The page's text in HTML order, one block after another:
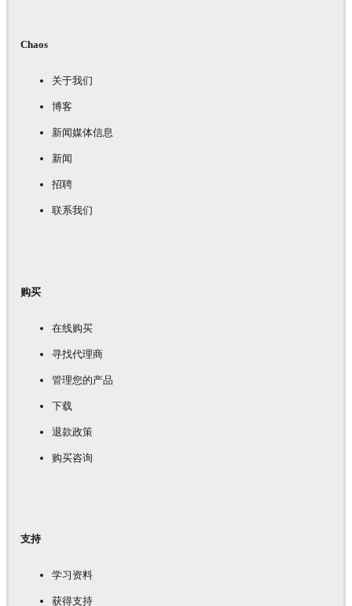
Chaos
关于我们
博客
新闻媒体信息
新闻
招聘
联系我们
购买
在线购买
寻找代理商
管理您的产品
下载
退款政策
购买咨询
支持
学习资料
获得支持